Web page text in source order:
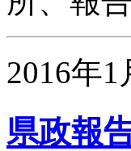
2016年1
県政報